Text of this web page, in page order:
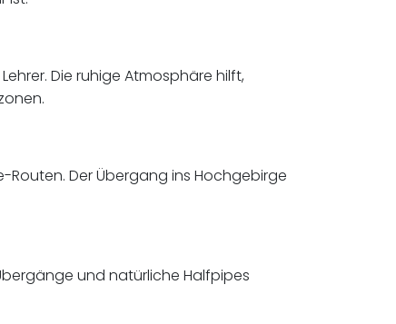
Die ruhige Atmosphäre hilft,
Der Übergang ins Hochgebirge
und natürliche Halfpipes